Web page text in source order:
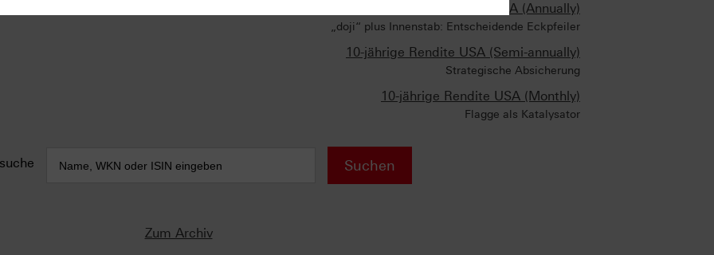
10-jährige Rendite USA (Annually)
„doji“ plus Innenstab: Entscheidende Eckpfeiler
10-jährige Rendite USA (Semi-annually)
Strategische Absicherung
10-jährige Rendite USA (Monthly)
Flagge als Katalysator
Suchen
Zum Archiv